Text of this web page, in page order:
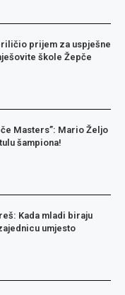
prijem za uspješne
škole Žepče
Masters”: Mario Željo
šampiona!
Kada mladi biraju
umjesto